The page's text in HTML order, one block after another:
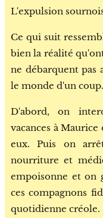
L'expulsion
Ce qui suit
bien la réalité
ne débarquent pas
le monde d'un
D'abord, on
vacances à
eux. Puis on
nourriture et
empoisonne et on
ces compagnons
quotidienne créole.